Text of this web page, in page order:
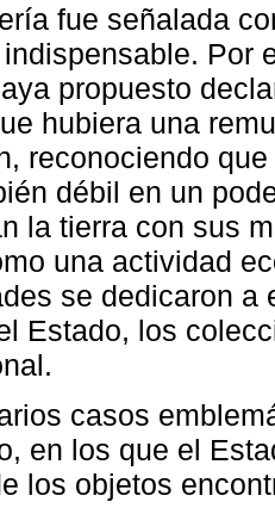
fue señalada
Por
propuesto
hubiera una
reconociendo
débil en un
la tierra con sus
una actividad
se dedicaron a
Estado, los
casos
en los que el
los objetos